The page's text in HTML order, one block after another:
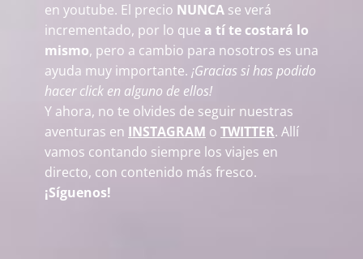
en youtube. El precio NUNCA se verá
incrementado, por lo que a tí te costará lo
mismo, pero a cambio para nosotros es una
ayuda muy importante. ¡Gracias si has podido
hacer click en alguno de ellos!
Y ahora, no te olvides de seguir nuestras
aventuras en INSTAGRAM o TWITTER. Allí
vamos contando siempre los viajes en
directo, con contenido más fresco.
¡Síguenos!